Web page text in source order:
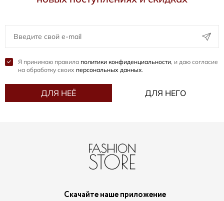
Я принимаю правила политики конфиденциальности, и даю согласие
на обработку своих персональных данных.
ДЛЯ НЕЁ ДЛЯ НЕГО
Скачайте наше приложение